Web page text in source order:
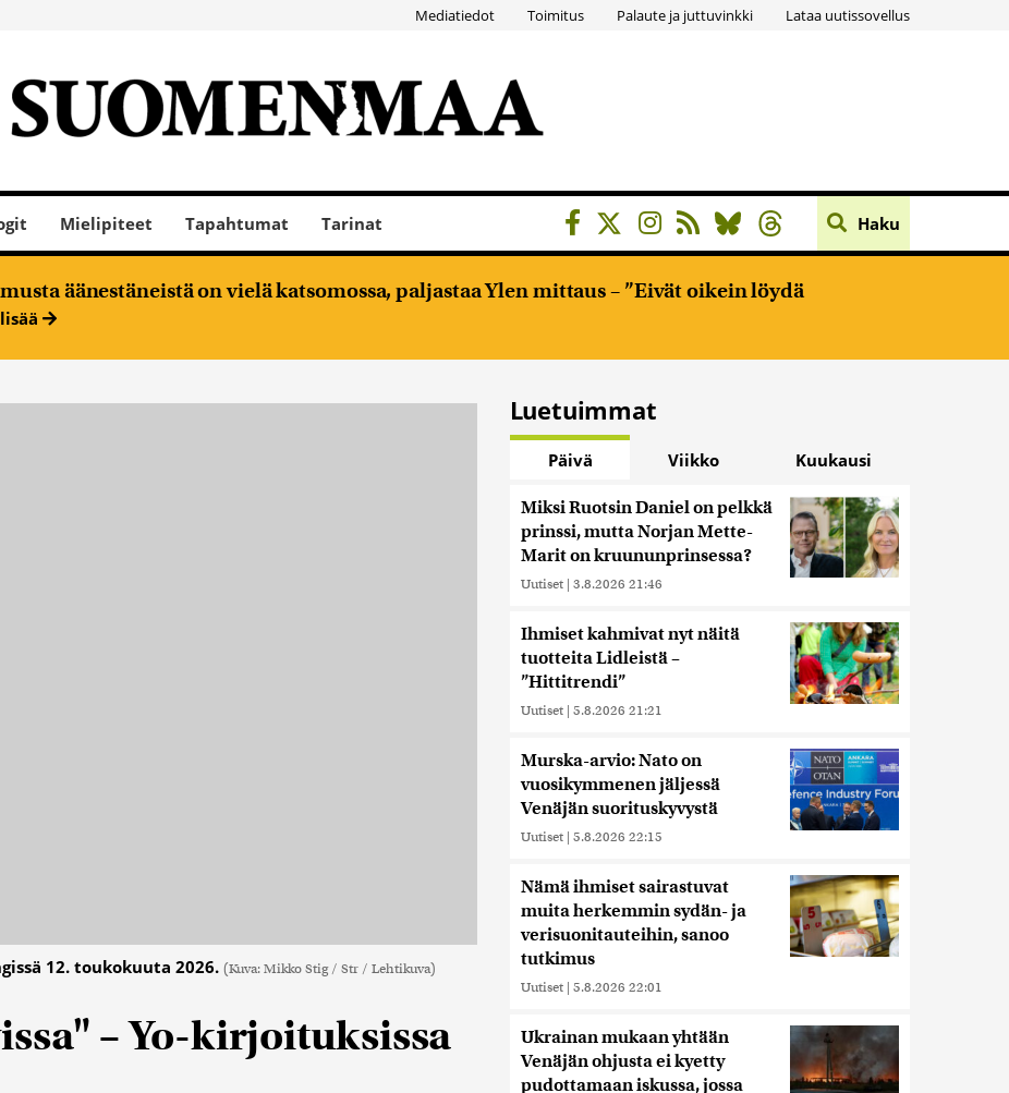
Mediatiedot Toimitus Palaute ja juttuvinkki Lataa uutissovellus
Mielipiteet Tapahtumat Tarinat Haku
äänestäneistä on vielä katsomossa, paljastaa Ylen mittaus – ”Eivät oikein löydä
12. toukokuuta 2026. (Kuva: Mikko Stig / Str / Lehtikuva)
– Yo-kirjoituksissa
Luetuimmat
Päivä Viikko Kuukausi
Miksi Ruotsin Daniel on pelkkä
prinssi, mutta Norjan Mette-
Marit on kruununprinsessa?
Uutiset | 3.8.2026 21:46
Ihmiset kahmivat nyt näitä
tuotteita Lidleistä –
”Hittitrendi”
Uutiset | 5.8.2026 21:21
Murska-arvio: Nato on
vuosikymmenen jäljessä
Venäjän suorituskyvystä
Uutiset | 5.8.2026 22:15
Nämä ihmiset sairastuvat
muita herkemmin sydän- ja
verisuonitauteihin, sanoo
tutkimus
Uutiset | 5.8.2026 22:01
Ukrainan mukaan yhtään
Venäjän ohjusta ei kyetty
pudottamaan iskussa, jossa